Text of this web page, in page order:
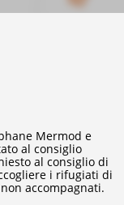
Mermod e
al consiglio
al consiglio di
i rifugiati di
accompagnati.